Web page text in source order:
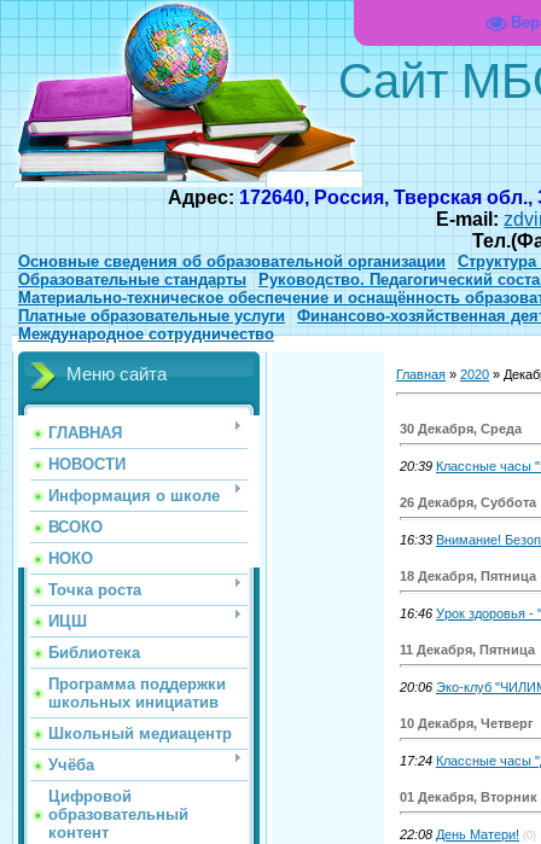
Сайт
Адрес: 172640, Россия, Тверская
E-mail:
Основные сведения об образовательной организации
Образовательные стандарты
Руководство. Педагогический
Материально-техническое обеспечение и оснащённость
Платные образовательные услуги
Финансово-хозяйственная
Международное сотрудничество
Меню сайта
ГЛАВНАЯ
НОВОСТИ
Информация о школе
ВСОКО
НОКО
Точка роста
ИЦШ
Библиотека
Программа поддержки
школьных инициатив
Школьный медиацентр
Учёба
Цифровой
образовательный
контент
Главная » 2020 »
30 Декабря, Среда
20:39 Классные часы
26 Декабря, Суббота
16:33 Внимание!
18 Декабря, Пятница
16:46 Урок здоровья -
11 Декабря, Пятница
20:06 Эко-клуб
10 Декабря, Четверг
17:24 Классные часы
01 Декабря, Вторник
22:08 День Матери! (0)